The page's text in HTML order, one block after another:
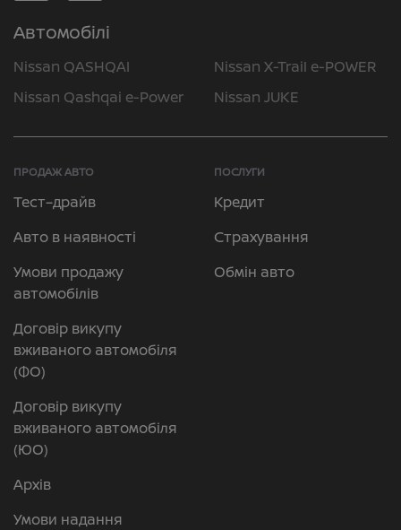
Автомобілі
Nissan QASHQAI
Nissan X-Trail e-POWER
Nissan Qashqai e-Power
Nissan JUKE
ПРОДАЖ АВТО
Тест–драйв
Авто в наявності
Умови продажу
автомобілів
Договір викупу
вживаного автомобіля
(ФО)
Договір викупу
вживаного автомобіля
(ЮО)
Архів
Умови надання
ПОСЛУГИ
Кредит
Страхування
Обмін авто